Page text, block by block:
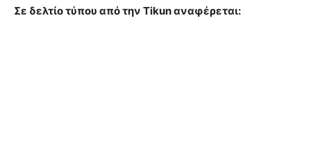
Σε δελτίο τύπου από την Tikun αναφέρεται: